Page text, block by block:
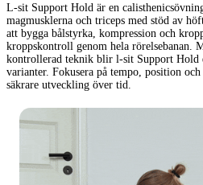
L-sit Support Hold är en
magmusklerna och triceps med stöd av
att bygga bålstyrka, kompression och
kroppskontroll genom hela rörelsebanan.
kontrollerad teknik blir l-sit Support Hold
varianter. Fokusera på tempo, position
säkrare utveckling över tid.